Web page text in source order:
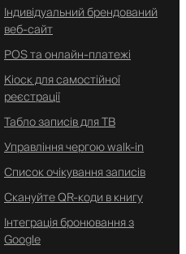
Індивідуальний брендований
веб-сайт
POS та онлайн-платежі
Кіоск для самостійної
реєстрації
Табло записів для ТВ
Управління чергою walk-in
Список очікування записів
Скануйте QR-коди в книгу
Інтеграція бронювання з
Google